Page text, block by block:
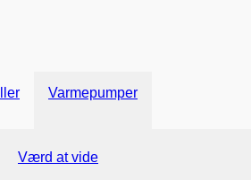
Varmepumper
Værd at vide